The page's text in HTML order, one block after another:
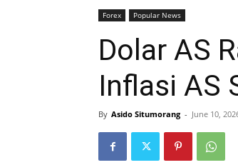
Forex Popular News
Dolar AS
Inflasi AS
By Asido Situmorang - June 10,